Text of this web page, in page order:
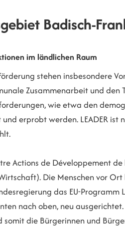
Badisch-
im ländlichen Raum
stehen insbesondere
Zusammenarbeit und
wie etwa den
und erprobt werden. LEADER
Actions de Développement
Die Menschen vor
das EU-Programm
nach oben, neu
somit die Bürgerinnen und